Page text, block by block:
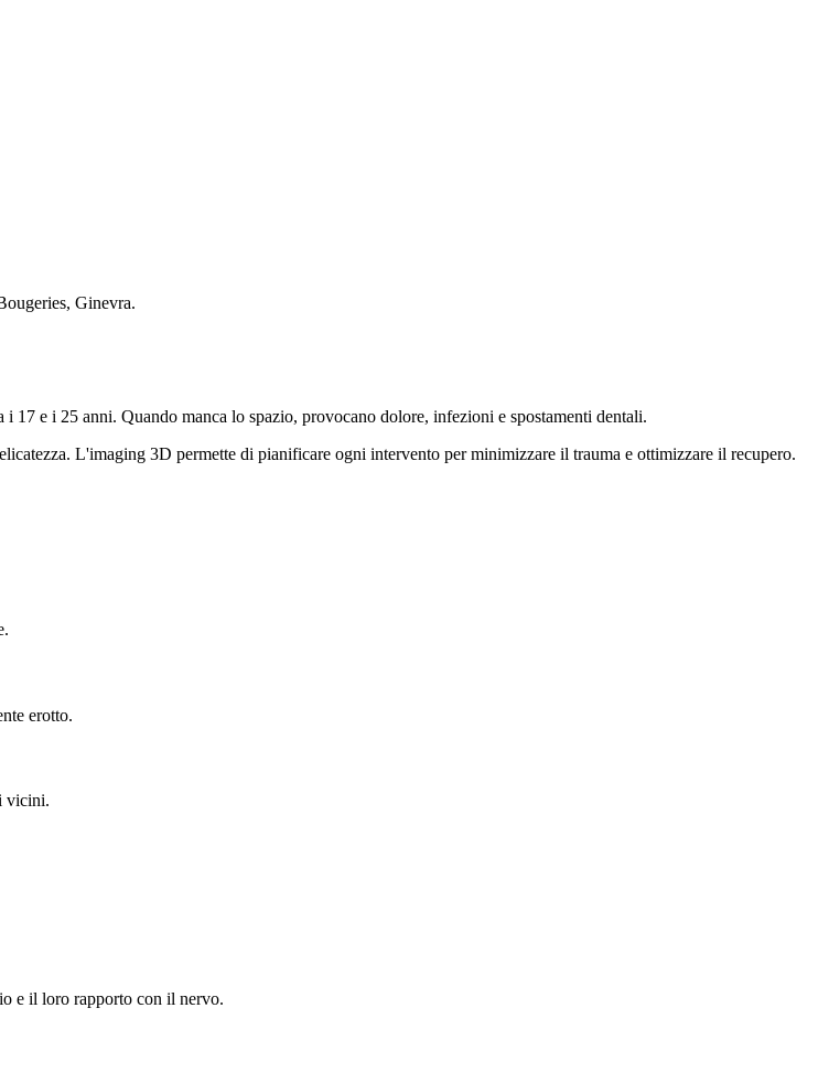
Ginevra.
e i 25 anni. Quando manca lo spazio, provocano dolore, infezioni e spostamenti dentali.
L'imaging 3D permette di pianificare ogni intervento per minimizzare il trauma e ottimizzare il recupero.
erotto.
vicini.
e il loro rapporto con il nervo.